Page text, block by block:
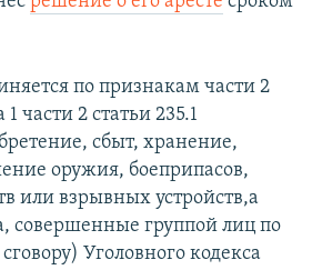
по признакам части 2
части 2 статьи 235.1
сбыт, хранение,
оружия, боеприпасов,
или взрывных устройств,а
совершенные группой лиц по
Уголовного кодекса